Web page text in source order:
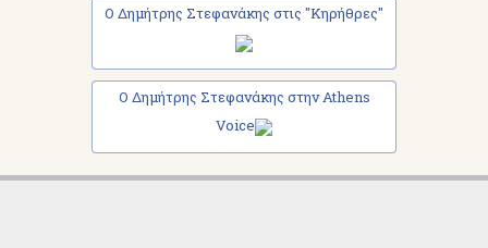
Ο Δημήτρης Στεφανάκης στις "Κηρήθρες"
Ο Δημήτρης Στεφανάκης στην Athens
Voice